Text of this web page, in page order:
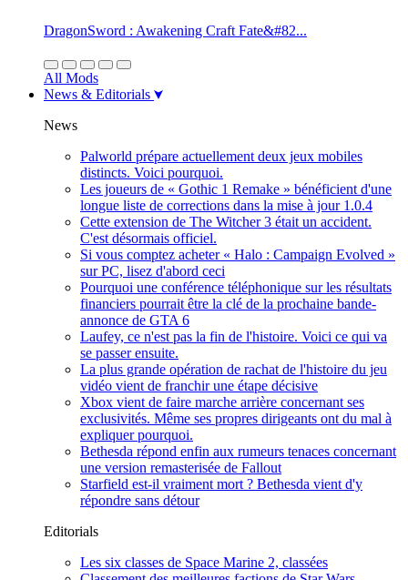
DragonSword : Awakening Craft Fate&#82...
All Mods
News & Editorials
News
Palworld prépare actuellement deux jeux mobiles
distincts. Voici pourquoi.
Les joueurs de « Gothic 1 Remake » bénéficient d'une
longue liste de corrections dans la mise à jour 1.0.4
Cette extension de The Witcher 3 était un accident.
C'est désormais officiel.
Si vous comptez acheter « Halo : Campaign Evolved »
sur PC, lisez d'abord ceci
Pourquoi une conférence téléphonique sur les résultats
financiers pourrait être la clé de la prochaine bande-
annonce de GTA 6
Laufey, ce n'est pas la fin de l'histoire. Voici ce qui va
se passer ensuite.
La plus grande opération de rachat de l'histoire du jeu
vidéo vient de franchir une étape décisive
Xbox vient de faire marche arrière concernant ses
exclusivités. Même ses propres dirigeants ont du mal à
expliquer pourquoi.
Bethesda répond enfin aux rumeurs tenaces concernant
une version remasterisée de Fallout
Starfield est-il vraiment mort ? Bethesda vient d'y
répondre sans détour
Editorials
Les six classes de Space Marine 2, classées